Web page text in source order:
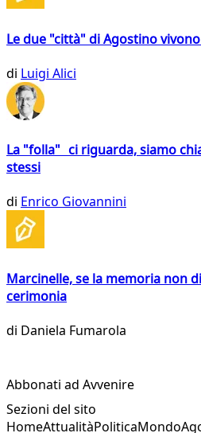
Le due "città" di Agostino
di Luigi Alici
La "folla" ci riguarda, siamo
stessi
di Enrico Giovannini
Marcinelle, se la memoria non
cerimonia
di Daniela Fumarola
Abbonati ad Avvenire
Sezioni del sito
HomeAttualitàPoliticaMondo